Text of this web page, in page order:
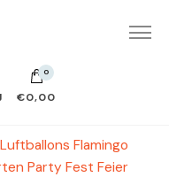
0
€0,00
Flamingo
Party Fest Feier